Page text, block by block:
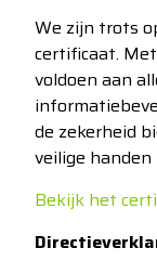
We zijn trots
certificaat.
voldoen aan
de zekerheid
veilige handen
Bekijk het